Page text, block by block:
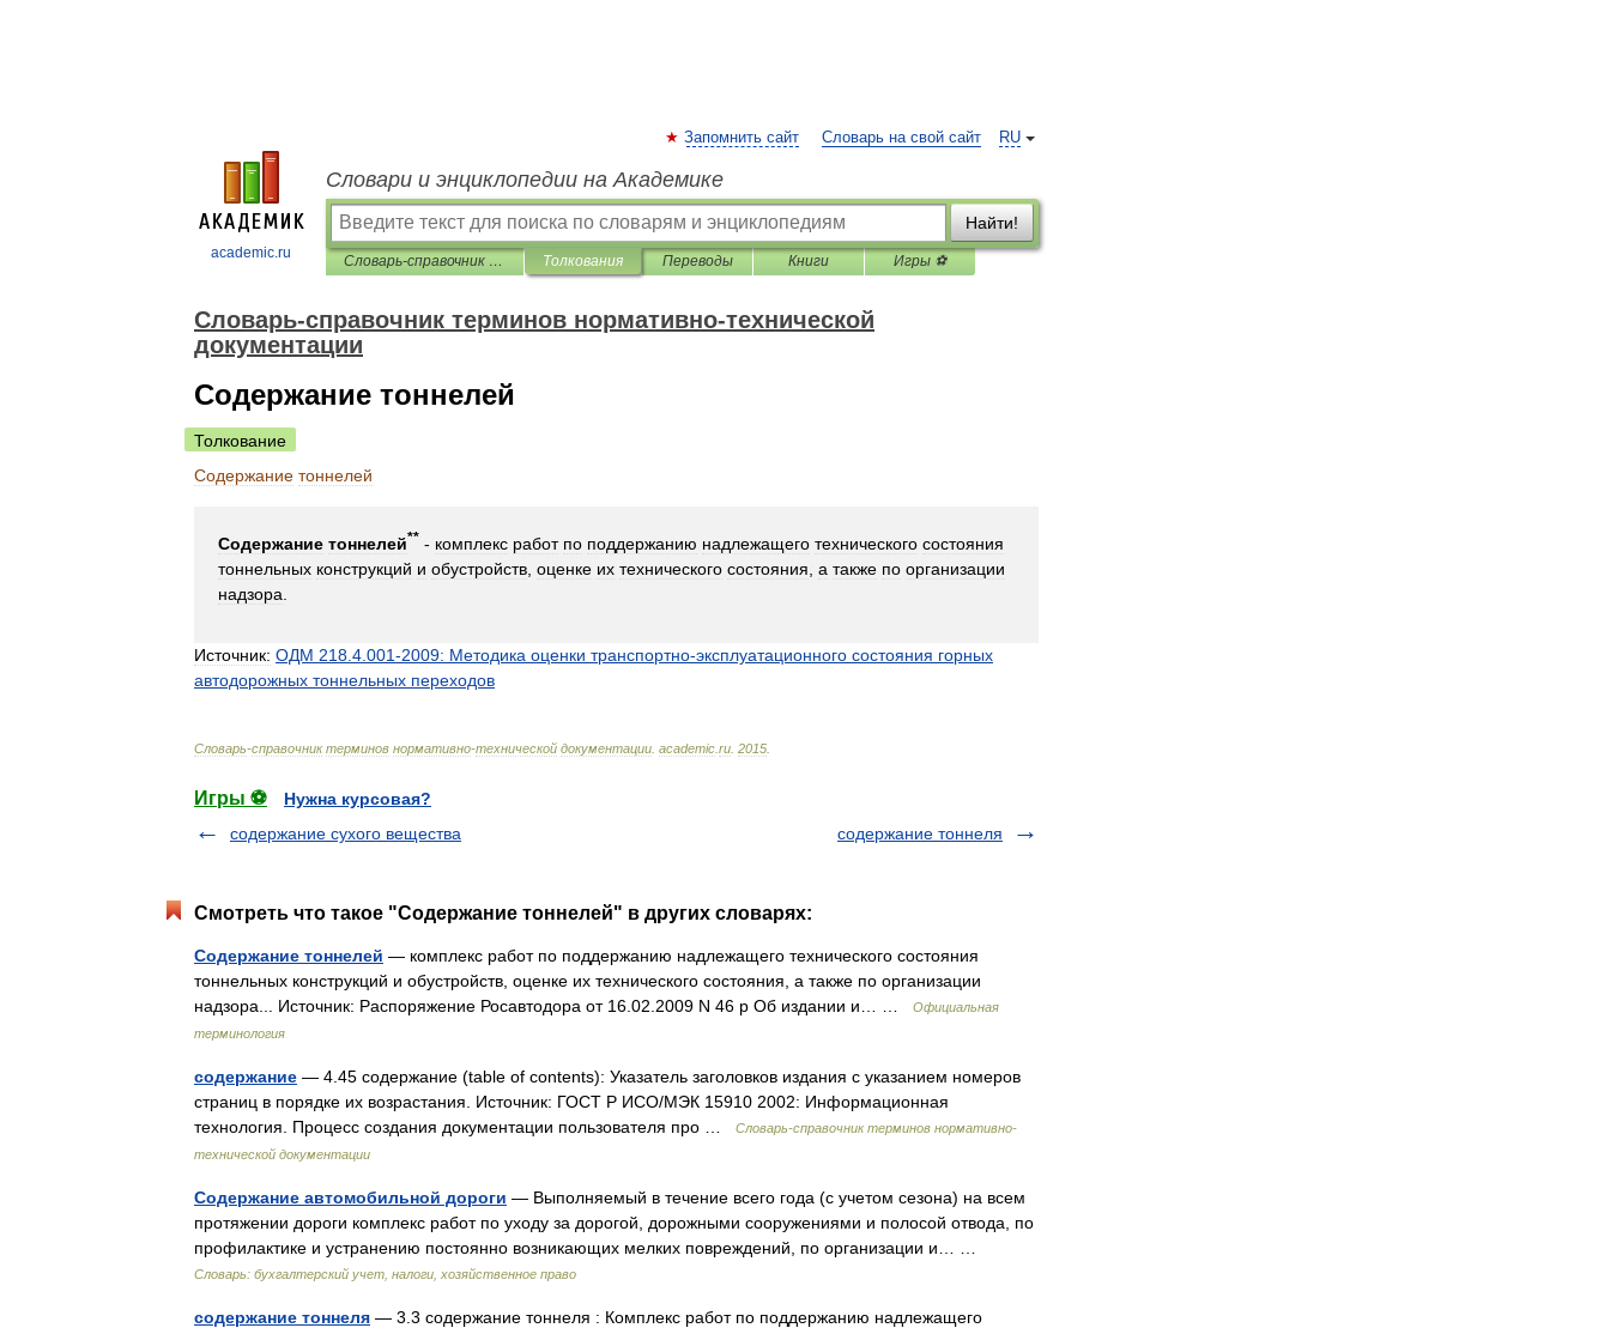
academic.ru
RU
Запомнить сайт Словарь на свой сайт
Словари и энциклопедии на Академике
Найти!
Словарь-справочник терминов нормативно-технической документации Толкования Переводы Книги Игры ⚽
Словарь-справочник терминов нормативно-технической
документации
Содержание тоннелей
Толкование
Содержание тоннелей
Содержание тоннелей** - комплекс работ по поддержанию надлежащего технического состояния
тоннельных конструкций и обустройств оценке их технического состояния а также по организации
надзора
Источник: ОДМ 218 4 001-2009: Методика оценки транспортно-эксплуатационного состояния горных
автодорожных тоннельных переходов
Словарь-справочник терминов нормативно-технической документации academic ru 2015
Игры ⚽
Нужна курсовая?
содержание сухого вещества
содержание тоннеля
Смотреть что такое "Содержание тоннелей" в других словарях:
Содержание тоннелей — комплекс работ по поддержанию надлежащего технического состояния
тоннельных конструкций и обустройств, оценке их технического состояния, а также по организации
надзора... Источник: Распоряжение Росавтодора от 16.02.2009 N 46 р Об издании и… …
Официальная
терминология
содержание — 4.45 содержание (table of contents): Указатель заголовков издания с указанием номеров
страниц в порядке их возрастания. Источник: ГОСТ Р ИСО/МЭК 15910 2002: Информационная
технология. Процесс создания документации пользователя про …
Словарь-справочник терминов нормативно-
технической документации
Содержание автомобильной дороги — Выполняемый в течение всего года (с учетом сезона) на всем
протяжении дороги комплекс работ по уходу за дорогой, дорожными сооружениями и полосой отвода, по
профилактике и устранению постоянно возникающих мелких повреждений, по организации и… …
Словарь: бухгалтерский учет, налоги, хозяйственное право
содержание тоннеля — 3.3 содержание тоннеля : Комплекс работ по поддержанию надлежащего